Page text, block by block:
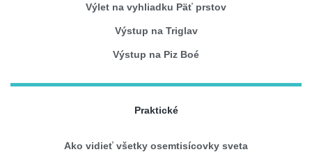
Výlet na vyhliadku Päť prstov
Výstup na Triglav
Výstup na Piz Boé
Praktické
Ako vidieť všetky osemtisícovky sveta